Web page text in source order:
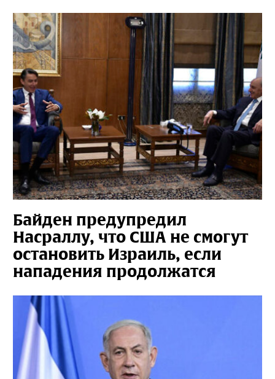
Байден предупредил
Насраллу, что США не смогут
остановить Израиль, если
нападения продолжатся